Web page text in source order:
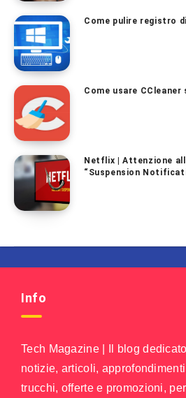
Come pulire registro
Come usare CCleaner
Netflix | Attenzione
“Suspension
Info
Tech Magazine | Il blog
notizie, articoli,
trucchi, offerte e promozioni,